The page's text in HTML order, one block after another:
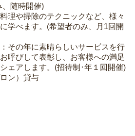
、随時開催)
理や掃除のテクニックなど、様々
学べます。(希望者のみ、月1回開
その年に素晴らしいサービスを行
呼びして表彰し、お客様への満足
ェアします。(招待制･年１回開催)
ン）貸与